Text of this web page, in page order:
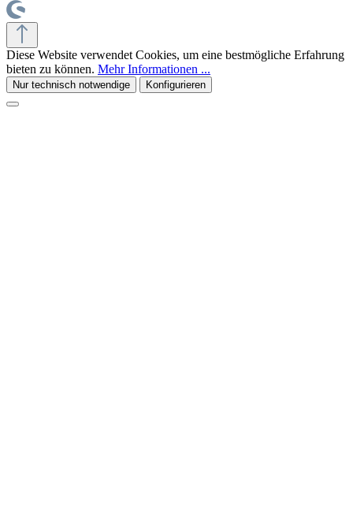
Diese Website verwendet Cookies, um eine bestmögliche Erfahrung
bieten zu können. Mehr Informationen ...
Nur technisch notwendige Konfigurieren